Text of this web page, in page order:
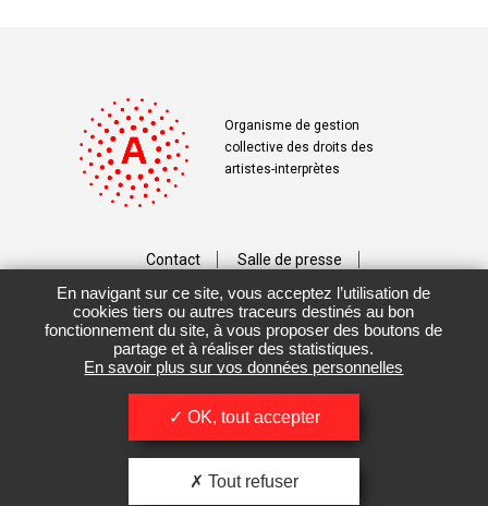
Organisme de gestion
collective des droits des
artistes-interprètes
Contact Salle de presse
Téléchargements Crédits
Vos données personnelles
Mentions légales / CGU
En navigant sur ce site, vous acceptez l’utilisation de
cookies tiers ou autres traceurs destinés au bon
fonctionnement du site, à vous proposer des boutons de
partage et à réaliser des statistiques.
En savoir plus sur vos données personnelles
OK, tout accepter
Tout refuser